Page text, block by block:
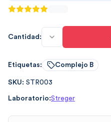
Cantidad:
Etiquetas: Complejo B
SKU: STR003
Laboratorio:Streger